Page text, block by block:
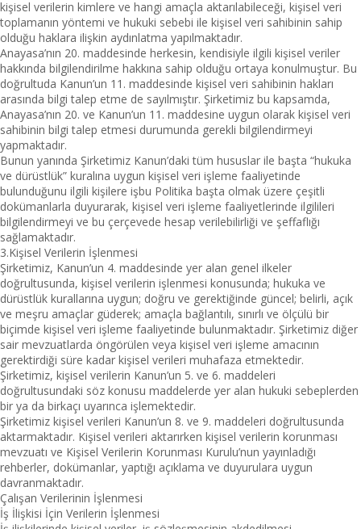
kişisel verilerin kimlere ve hangi amaçla aktarılabileceği, kişisel veri
toplamanın yöntemi ve hukuki sebebi ile kişisel veri sahibinin sahip
olduğu haklara ilişkin aydınlatma yapılmaktadır.
Anayasa’nın 20. maddesinde herkesin, kendisiyle ilgili kişisel veriler
hakkında bilgilendirilme hakkına sahip olduğu ortaya konulmuştur. Bu
doğrultuda Kanun’un 11. maddesinde kişisel veri sahibinin hakları
arasında bilgi talep etme de sayılmıştır. Şirketimiz bu kapsamda,
Anayasa’nın 20. ve Kanun’un 11. maddesine uygun olarak kişisel veri
sahibinin bilgi talep etmesi durumunda gerekli bilgilendirmeyi
yapmaktadır.
Bunun yanında Şirketimiz Kanun’daki tüm hususlar ile başta “hukuka
ve dürüstlük” kuralına uygun kişisel veri işleme faaliyetinde
bulunduğunu ilgili kişilere işbu Politika başta olmak üzere çeşitli
dokümanlarla duyurarak, kişisel veri işleme faaliyetlerinde ilgilileri
bilgilendirmeyi ve bu çerçevede hesap verilebilirliği ve şeffaflığı
sağlamaktadır.
3.Kişisel Verilerin İşlenmesi
Şirketimiz, Kanun’un 4. maddesinde yer alan genel ilkeler
doğrultusunda, kişisel verilerin işlenmesi konusunda; hukuka ve
dürüstlük kurallarına uygun; doğru ve gerektiğinde güncel; belirli, açık
ve meşru amaçlar güderek; amaçla bağlantılı, sınırlı ve ölçülü bir
biçimde kişisel veri işleme faaliyetinde bulunmaktadır. Şirketimiz diğer
sair mevzuatlarda öngörülen veya kişisel veri işleme amacının
gerektirdiği süre kadar kişisel verileri muhafaza etmektedir.
Şirketimiz, kişisel verilerin Kanun’un 5. ve 6. maddeleri
doğrultusundaki söz konusu maddelerde yer alan hukuki sebeplerden
bir ya da birkaçı uyarınca işlemektedir.
Şirketimiz kişisel verileri Kanun’un 8. ve 9. maddeleri doğrultusunda
aktarmaktadır. Kişisel verileri aktarırken kişisel verilerin korunması
mevzuatı ve Kişisel Verilerin Korunması Kurulu’nun yayınladığı
rehberler, dokümanlar, yaptığı açıklama ve duyurulara uygun
davranmaktadır.
Çalışan Verilerinin İşlenmesi
İş İlişkisi İçin Verilerin İşlenmesi